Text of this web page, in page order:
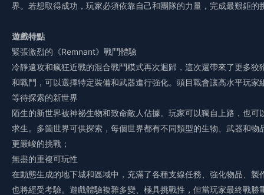
界。若想取得成功，玩家必須依靠自己和團隊的力量，完成最艱鉅的
遊戲特點
緊張激烈的《Remnant》戰鬥體驗
冷靜遠攻和瘋狂近戰的混合戰鬥模式再次迴歸，這次還帶來了更多
和戰鬥，可以選擇特定裝備和武器進行強化。頭目戰會讓高水平玩
等待探索的新世界
陌生的新世界被神祕生物和致命敵人佔據。玩家可以獨自上路，也
求生。多箇世界可供探索，每個世界都有不同類型的生物、武器和
更嚴峻的挑戰；
無盡的重複可玩性
在動態生成的地下城和區域中，充滿了各種支線任務、強化物品、
也將經受考驗。遊戲體驗複雜多變、極具挑戰性，但當玩家最終戰